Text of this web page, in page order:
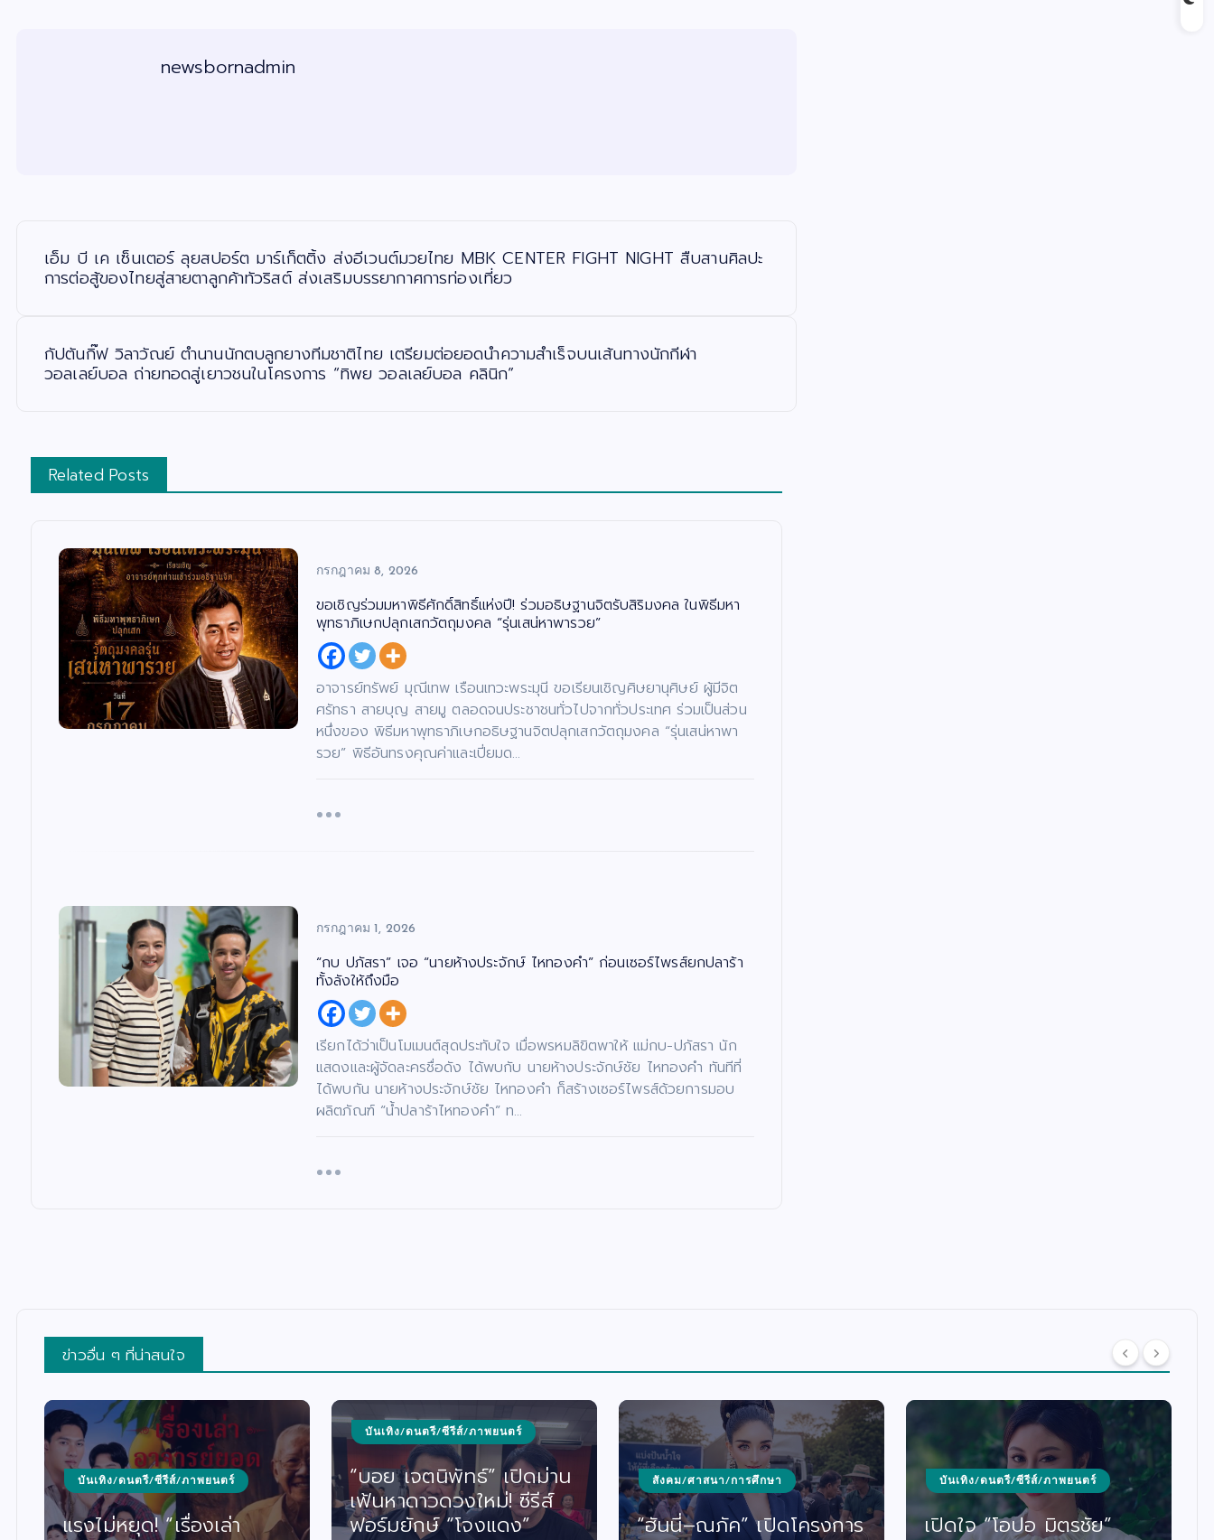
newsbornadmin
เอ็ม บี เค เซ็นเตอร์ ลุยสปอร์ต มาร์เก็ตติ้ง ส่งอีเวนต์มวยไทย MBK CENTER FIGHT NIGHT สืบสานศิลปะ
การต่อสู้ของไทยสู่สายตาลูกค้าทัวริสต์ ส่งเสริมบรรยากาศการท่องเที่ยว
กัปตันกิ๊ฟ วิลาวัณย์ ตำนานนักตบลูกยางทีมชาติไทย เตรียมต่อยอดนำความสำเร็จบนเส้นทางนักกีฬา
วอลเลย์บอล ถ่ายทอดสู่เยาวชนในโครงการ “ทิพย วอลเลย์บอล คลินิก”
Related Posts
กรกฎาคม 8, 2026
ขอเชิญร่วมมหาพิธีศักดิ์สิทธิ์แห่งปี! ร่วมอธิษฐานจิตรับสิริมงคล ในพิธีมหา
พุทธาภิเษกปลุกเสกวัตถุมงคล “รุ่นเสน่หาพารวย”
อาจารย์ทรัพย์ มุณีเทพ เรือนเทวะพระมุนี ขอเรียนเชิญศิษยานุศิษย์ ผู้มีจิต
ศรัทธา สายบุญ สายมู ตลอดจนประชาชนทั่วไปจากทั่วประเทศ ร่วมเป็นส่วน
หนึ่งของ พิธีมหาพุทธาภิเษกอธิษฐานจิตปลุกเสกวัตถุมงคล “รุ่นเสน่หาพา
รวย” พิธีอันทรงคุณค่าและเปี่ยมด…
กรกฎาคม 1, 2026
“กบ ปภัสรา” เจอ “นายห้างประจักษ์ ไหทองคำ” ก่อนเซอร์ไพรส์ยกปลาร้า
ทั้งลังให้ถึงมือ
เรียกได้ว่าเป็นโมเมนต์สุดประทับใจ เมื่อพรหมลิขิตพาให้ แม่กบ-ปภัสรา นัก
แสดงและผู้จัดละครชื่อดัง ได้พบกับ นายห้างประจักษ์ชัย ไหทองคำ ทันทีที่
ได้พบกัน นายห้างประจักษ์ชัย ไหทองคำ ก็สร้างเซอร์ไพรส์ด้วยการมอบ
ผลิตภัณฑ์ “น้ำปลาร้าไหทองคำ” ท…
ข่าวอื่น ๆ ที่น่าสนใจ
บันเทิง/ดนตรี/ซีรีส์/ภาพยนตร์
แรงไม่หยุด! “เรื่องเล่า
บันเทิง/ดนตรี/ซีรีส์/ภาพยนตร์
“บอย เจตนิพัทธ์” เปิดม่าน
เฟ้นหาดาวดวงใหม่! ซีรีส์
ฟอร์มยักษ์ “โจงแดง”
สังคม/ศาสนา/การศึกษา
“ฮันนี่–ณภัค” เปิดโครงการ
บันเทิง/ดนตรี/ซีรีส์/ภาพยนตร์
เปิดใจ “โอปอ มิตรชัย”